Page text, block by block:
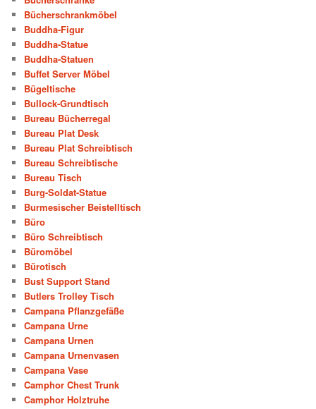
Bücherschrankmöbel
Buddha-Figur
Buddha-Statue
Buddha-Statuen
Buffet Server Möbel
Bügeltische
Bullock-Grundtisch
Bureau Bücherregal
Bureau Plat Desk
Bureau Plat Schreibtisch
Bureau Schreibtische
Bureau Tisch
Burg-Soldat-Statue
Burmesischer Beistelltisch
Büro
Büro Schreibtisch
Büromöbel
Bürotisch
Bust Support Stand
Butlers Trolley Tisch
Campana Pflanzgefäße
Campana Urne
Campana Urnen
Campana Urnenvasen
Campana Vase
Camphor Chest Trunk
Camphor Holztruhe